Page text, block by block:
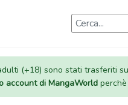
(+18) sono stati trasferiti
account di MangaWorldperchè